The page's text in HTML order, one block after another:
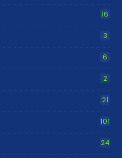
16
3
6
2
21
101
24